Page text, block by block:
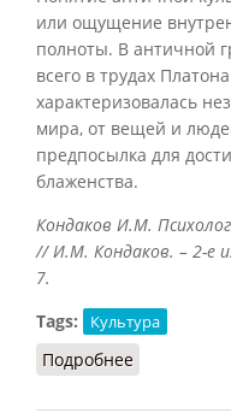
или ощущение
полноты. В античной
всего в трудах
характеризовалась
мира, от вещей и
предпосылка для
блаженства.
Кондаков И.М.
// И.М. Кондаков. – 2-е
7.
Tags:
Культура
Подробнее